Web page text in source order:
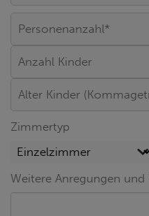
Zimmertyp
Weitere Anregungen und